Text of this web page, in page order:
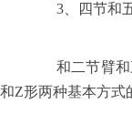
3 、四节和
和二节臂和三
和Z形两种基本方式